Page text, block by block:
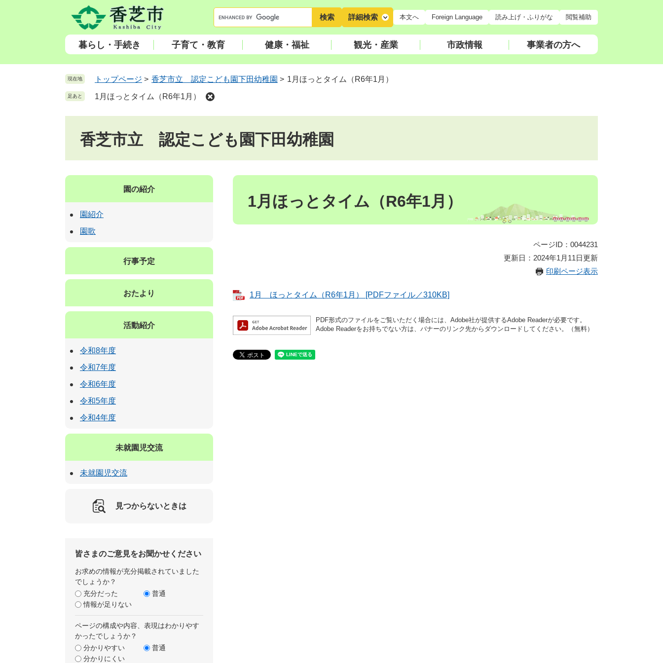
頭
飛
ー
ワ
ー
索
詳細検索 本文へ Foreign Language 読み上げ・ふりがな 閲覧補助
暮らし・手続き 子育て・教育 健康・福祉 観光・産業 市政情報 事業者の方へ
現在地 トップページ > 香芝市立 認定こども園下田幼稚園 > 1月ほっとタイム（R6年1月）
足あと 1月ほっとタイム（R6年1月）
香芝市立 認定こども園下田幼稚園
本
1月ほっとタイム（R6年1月）
ページID：0044231
更新日：2024年1月11日更新
印刷ページ表示
1月 ほっとタイム（R6年1月） [PDFファイル／310KB]
PDF形式のファイルをご覧いただく場合には、Adobe社が提供するAdobe Readerが必要です。
Adobe Readerをお持ちでない方は、バナーのリンク先からダウンロードしてください。（無料）
園の紹介
園紹介
園歌
行事予定
おたより
活動紹介
令和8年度
令和7年度
令和6年度
令和5年度
令和4年度
未就園児交流
未就園児交流
見つからないときは
皆さまのご意見をお聞かせください
お求めの情報が充分掲載されていました
でしょうか？
充分だった
普通
情報が足りない
ページの構成や内容、表現はわかりやす
かったでしょうか？
分かりやすい
普通
分かりにくい